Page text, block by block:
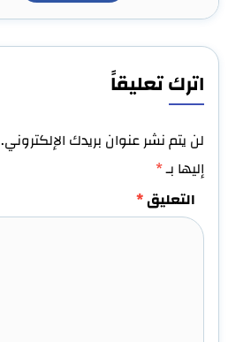
اترك تعليقاً
لن يتم نشر عنوان بريدك الإلكتروني.
إليها بـ*
التعليق*